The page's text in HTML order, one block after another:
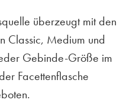
überzeugt mit den
Classic, Medium und
Gebinde-Größe im
Facettenflasche